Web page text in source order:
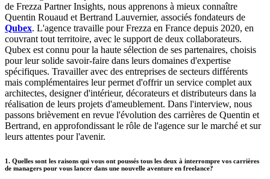
de Frezza Partner Insights, nous apprenons à mieux connaître
Quentin Rouaud et Bertrand Lauvernier, associés fondateurs de
Qubex. L'agence travaille pour Frezza en France depuis 2020, en
couvrant tout territoire, avec le support de deux collaborateurs.
Qubex est connu pour la haute sélection de ses partenaires, choisis
pour leur solide savoir-faire dans leurs domaines d'expertise
spécifiques. Travailler avec des entreprises de secteurs différents
mais complémentaires leur permet d'offrir un service complet aux
architectes, designer d'intérieur, décorateurs et distributeurs dans la
réalisation de leurs projets d'ameublement. Dans l'interview, nous
passons brièvement en revue l'évolution des carrières de Quentin et
Bertrand, en approfondissant le rôle de l'agence sur le marché et sur
leurs attentes pour l'avenir.
1. Quelles sont les raisons qui vous ont poussés tous les deux à interrompre vos carrières
de managers pour vous lancer dans une nouvelle aventure en freelance?